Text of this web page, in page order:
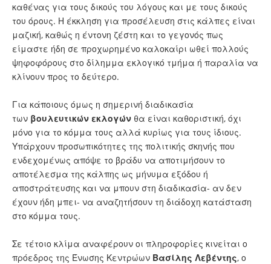
καθένας για τους δικούς του λόγους και με τους δικούς
του όρους. Η έκκληση για προσέλευση στις κάλπες είναι
μαζική, καθώς η έντονη ζέστη και το γεγονός πως
είμαστε ήδη σε προχωρημένο καλοκαίρι ωθεί πολλούς
ψηφοφόρους στο δίλημμα εκλογικό τμήμα ή παραλία να
κλίνουν προς το δεύτερο.
Για κάποιους όμως η σημερινή διαδικασία
των βουλευτικών εκλογών θα είναι καθοριστική, όχι
μόνο για το κόμμα τους αλλά κυρίως για τους ίδιους.
Υπάρχουν προσωπικότητες της πολιτικής σκηνής που
ενδεχομένως απόψε το βράδυ να αποτιμήσουν το
αποτέλεσμα της κάλπης ως μήνυμα εξόδου ή
αποστράτευσης και να μπουν στη διαδικασία- αν δεν
έχουν ήδη μπει- να αναζητήσουν τη διάδοχη κατάσταση
στο κόμμα τους.
Σε τέτοιο κλίμα αναφέρουν οι πληροφορίες κινείται ο
πρόεδρος της Ένωσης Κεντρώων Βασίλης Λεβέντης, ο